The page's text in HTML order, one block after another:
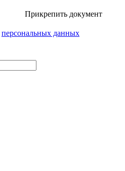
Прикрепить документ
персональных данных